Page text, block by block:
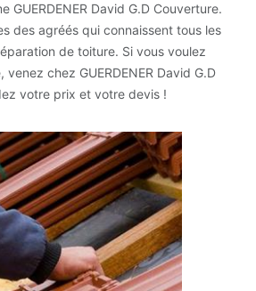
GUERDENER David G.D Couverture.
des agréés qui connaissent tous les
de toiture. Si vous voulez
chez GUERDENER David G.D
votre prix et votre devis !